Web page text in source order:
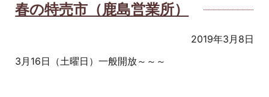
春の特売市（鹿島営業所）
2019年3月8日
3月16日（土曜日）一般開放～～～